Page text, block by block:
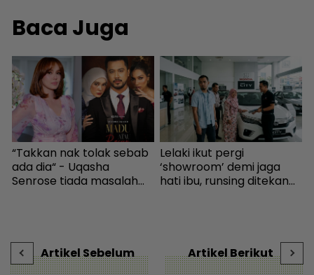
Baca Juga
“Takkan nak tolak sebab
ada dia“ - Uqasha
Senrose tiada masalah
Lelaki ikut pergi
‘showroom’ demi jaga
hati ibu, runsing ditekan
Artikel Sebelum Artikel Berikut